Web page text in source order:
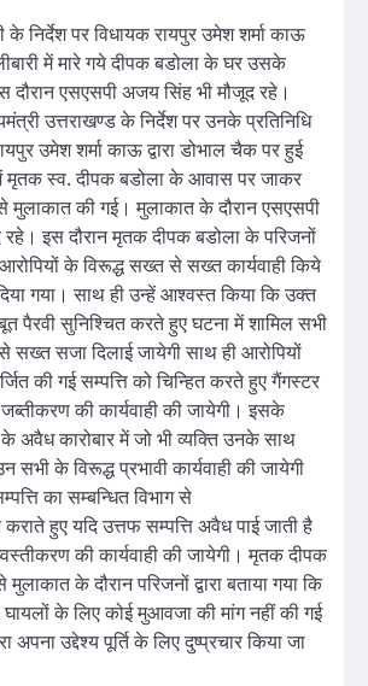
निर्देश पर विधायक रायपुर उमेश शर्मा काऊ
में मारे गये दीपक बडोला के घर उसके
दौरान एसएसपी अजय सिंह भी मौजूद रहे।
उत्तराखण्ड के निर्देश पर उनके प्रतिनिधि
उमेश शर्मा काऊ द्वारा डोभाल चैक पर हुई
मृतक स्व. दीपक बडोला के आवास पर जाकर
मुलाकात की गई। मुलाकात के दौरान एसएसपी
इस दौरान मृतक दीपक बडोला के परिजनों
के विरूद्ध सख्त से सख्त कार्यवाही किये
गया। साथ ही उन्हें आश्वस्त किया कि उक्त
पैरवी सुनिश्चित करते हुए घटना में शामिल सभी
सख्त सजा दिलाई जायेगी साथ ही आरोपियों
की गई सम्पत्ति को चिन्हित करते हुए गैंगस्टर
की कार्यवाही की जायेगी। इसके
के अवैध कारोबार में जो भी व्यक्ति उनके साथ
सभी के विरूद्ध प्रभावी कार्यवाही की जायेगी
का सम्बन्धित विभाग से
हुए यदि उत्तफ सम्पत्ति अवैध पाई जाती है
की कार्यवाही की जायेगी। मृतक दीपक
के दौरान परिजनों द्वारा बताया गया कि
के लिए कोई मुआवजा की मांग नहीं की गई
अपना उद्देश्य पूर्ति के लिए दुष्प्रचार किया जा